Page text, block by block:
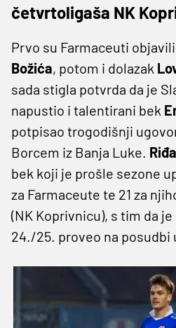
četvrtoligaša NK
Prvo su Farmaceuti
Božića, potom i dolazak
sada stigla potvrda da je
napustio i talentirani bek
potpisao trogodišnji
Borcem iz Banja Luke.
bek koji je prošle sezone
za Farmaceute te 21 za
(NK Koprivnicu), s tim da
24./25. proveo na posudbi